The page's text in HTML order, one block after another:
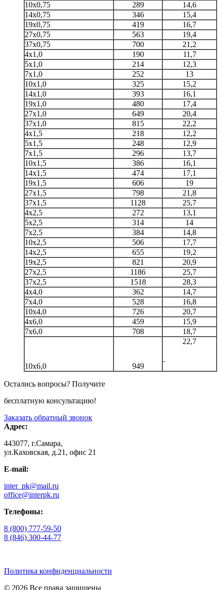
10х0,75
289
14,6
14х0,75
346
15,4
19х0,75
419
16,7
27х0,75
563
19,4
37х0,75
700
21,2
4х1,0
190
11,7
5х1,0
214
12,3
7х1,0
252
13
10х1,0
325
15,2
14х1,0
393
16,1
19х1,0
480
17,4
27х1,0
649
20,4
37х1,0
815
22,2
4х1,5
218
12,2
5х1,5
248
12,9
7х1,5
296
13,7
10х1,5
386
16,1
14х1,5
474
17,1
19х1,5
606
19
27х1,5
798
21,8
37х1,5
1128
25,7
4х2,5
272
13,1
5х2,5
314
14
7х2,5
384
14,8
10х2,5
506
17,7
14х2,5
655
19,2
19х2,5
821
20,9
27х2,5
1186
25,7
37х2,5
1518
28,3
4х4,0
362
14,7
7х4,0
528
16,8
10х4,0
726
20,7
4х6,0
459
15,9
7х6,0
708 18,7
10х6,0 949
22,7
Остались вопросы? Получите
бесплатную консультацию!
Заказать обратный звонок
Адрес:
443077, г.Самара,
ул.Каховская, д.21, офис 21
E-mail:
inter_pk@mail.ru
office@interpk.ru
Телефоны:
8 (800) 777-59-50
8 (846) 300-44-77
Политика конфиденциальности
© 2026 Все права защищены